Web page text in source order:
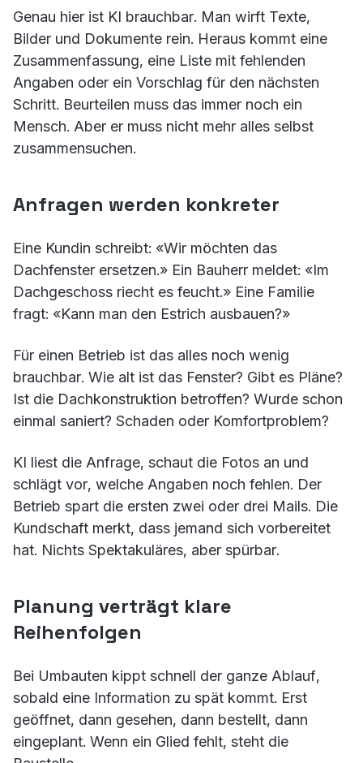
Genau hier ist KI brauchbar. Man wirft Texte,
Bilder und Dokumente rein. Heraus kommt eine
Zusammenfassung, eine Liste mit fehlenden
Angaben oder ein Vorschlag für den nächsten
Schritt. Beurteilen muss das immer noch ein
Mensch. Aber er muss nicht mehr alles selbst
zusammensuchen.
Anfragen werden konkreter
Eine Kundin schreibt: «Wir möchten das
Dachfenster ersetzen.» Ein Bauherr meldet: «Im
Dachgeschoss riecht es feucht.» Eine Familie
fragt: «Kann man den Estrich ausbauen?»
Für einen Betrieb ist das alles noch wenig
brauchbar. Wie alt ist das Fenster? Gibt es Pläne?
Ist die Dachkonstruktion betroffen? Wurde schon
einmal saniert? Schaden oder Komfortproblem?
KI liest die Anfrage, schaut die Fotos an und
schlägt vor, welche Angaben noch fehlen. Der
Betrieb spart die ersten zwei oder drei Mails. Die
Kundschaft merkt, dass jemand sich vorbereitet
hat. Nichts Spektakuläres, aber spürbar.
Planung verträgt klare
Reihenfolgen
Bei Umbauten kippt schnell der ganze Ablauf,
sobald eine Information zu spät kommt. Erst
geöffnet, dann gesehen, dann bestellt, dann
eingeplant. Wenn ein Glied fehlt, steht die